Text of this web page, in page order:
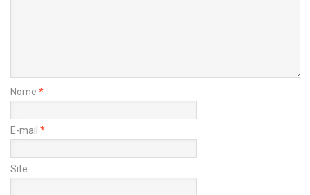
Nome *
E-mail *
Site